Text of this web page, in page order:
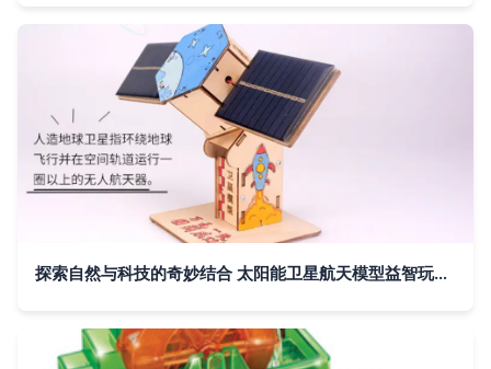
探索自然与科技的奇妙结合 太阳能卫星航天模型益智玩具带来的STEAM教育之旅